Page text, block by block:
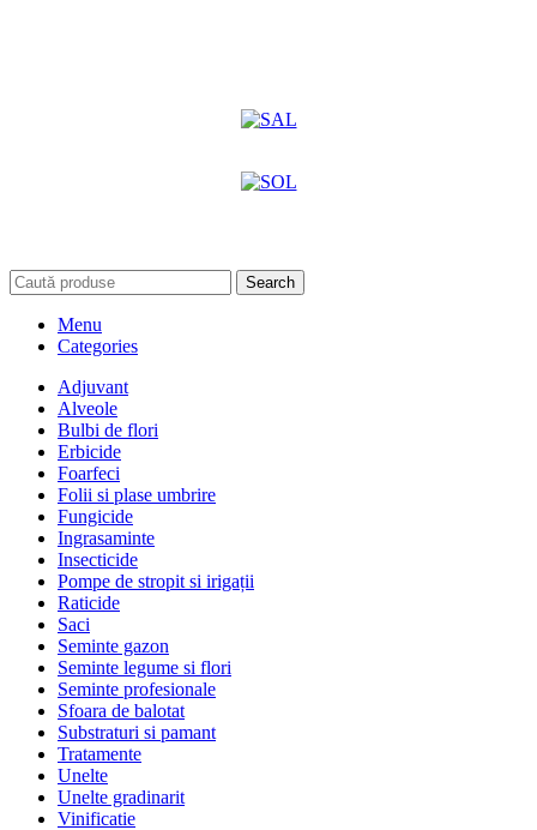
Search
Menu
Categories
Adjuvant
Alveole
Bulbi de flori
Erbicide
Foarfeci
Folii si plase umbrire
Fungicide
Ingrasaminte
Insecticide
Pompe de stropit si irigații
Raticide
Saci
Seminte gazon
Seminte legume si flori
Seminte profesionale
Sfoara de balotat
Substraturi si pamant
Tratamente
Unelte
Unelte gradinarit
Vinificatie